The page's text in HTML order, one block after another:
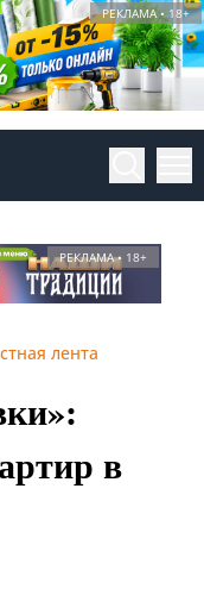
РЕКЛАМА • 18+
РЕКЛАМА • 18+
лента
в